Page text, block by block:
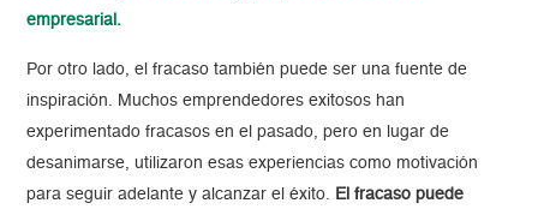
empresarial.
Por otro lado, el fracaso también puede ser una fuente de
inspiración. Muchos emprendedores exitosos han
experimentado fracasos en el pasado, pero en lugar de
desanimarse, utilizaron esas experiencias como motivación
para seguir adelante y alcanzar el éxito. El fracaso puede